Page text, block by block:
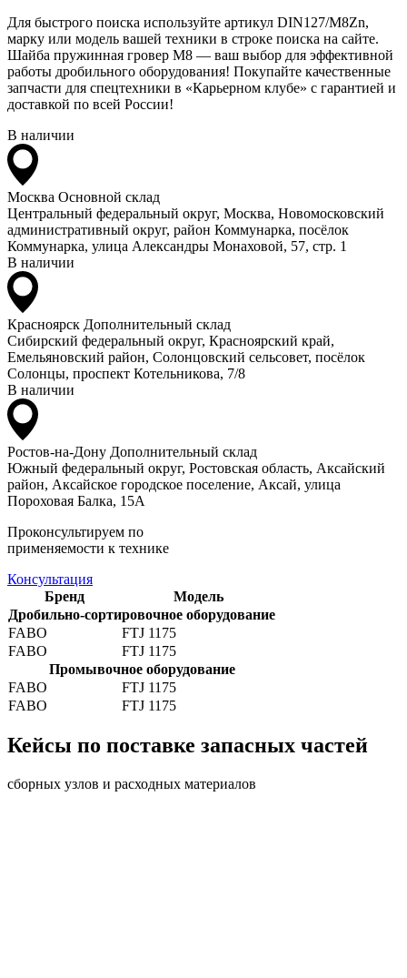
Для быстрого поиска используйте артикул DIN127/M8Zn,
марку или модель вашей техники в строке поиска на сайте.
Шайба пружинная гровер M8 — ваш выбор для эффективной
работы дробильного оборудования! Покупайте качественные
запчасти для спецтехники в «Карьерном клубе» с гарантией и
доставкой по всей России!
В наличии
Москва Основной склад
Центральный федеральный округ, Москва, Новомосковский
административный округ, район Коммунарка, посёлок
Коммунарка, улица Александры Монаховой, 57, стр. 1
В наличии
Красноярск Дополнительный склад
Сибирский федеральный округ, Красноярский край,
Емельяновский район, Солонцовский сельсовет, посёлок
Солонцы, проспект Котельникова, 7/8
В наличии
Ростов-на-Дону Дополнительный склад
Южный федеральный округ, Ростовская область, Аксайский
район, Аксайское городское поселение, Аксай, улица
Пороховая Балка, 15А
Проконсультируем по
применяемости к технике
Консультация
Бренд
Модель
Дробильно-сортировочное оборудование
FABO
FTJ 1175
FABO
FTJ 1175
Промывочное оборудование
FABO
FTJ 1175
FABO
FTJ 1175
Кейсы по поставке запасных частей
сборных узлов и расходных материалов